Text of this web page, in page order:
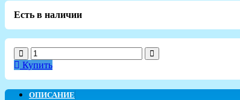
Есть в наличии
Купить
ОПИСАНИЕ